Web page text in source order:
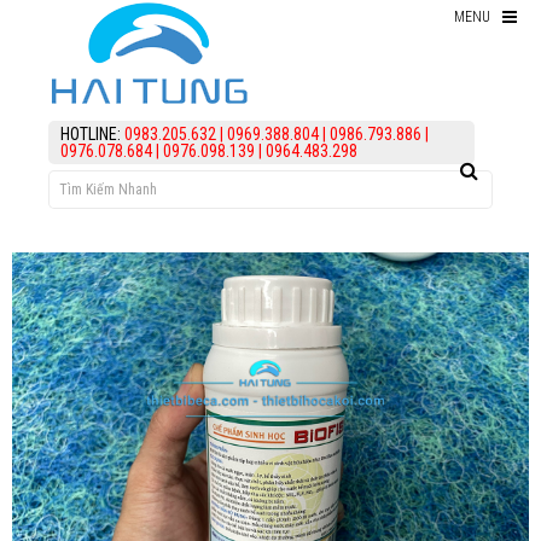
MENU
HOTLINE: 0983.205.632 0969.388.804| 0986.793.886
0976.078.684| 0976.098.139 0964.483.298
Thiết bị hồ Koi
Thức ăn cho cá koi
điều trị bệnh Cá Koi
Vi Sinh Hồ Koi
assign('article_categories',
article_categories_tree('0')); ?>
Làm lọc hồ koi
KIẾN THỨC
HỖ TRỢ